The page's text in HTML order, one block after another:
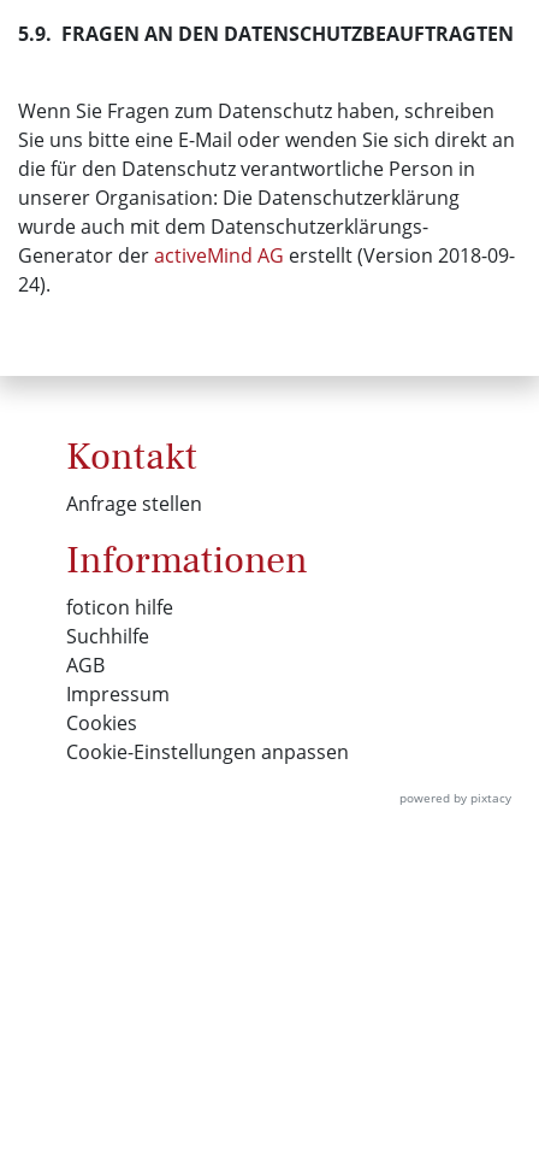
5.9. FRAGEN AN DEN DATENSCHUTZBEAUFTRAGTEN
Wenn Sie Fragen zum Datenschutz haben, schreiben
Sie uns bitte eine E-Mail oder wenden Sie sich direkt an
die für den Datenschutz verantwortliche Person in
unserer Organisation: Die Datenschutzerklärung
wurde auch mit dem Datenschutzerklärungs-
Generator deractiveMind AG erstellt (Version 2018-09-
24).
Kontakt
Anfrage stellen
Informationen
foticon hilfe
Suchhilfe
AGB
Impressum
Cookies
Cookie-Einstellungen anpassen
powered by pixtacy